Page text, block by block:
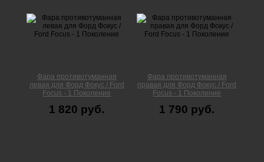
Фара противотуманная
левая для Форд Фокус / Ford
Focus - 1 Поколение
1 820 руб.
Фара противотуманная
правая для Форд Фокус / Ford
Focus - 1 Поколение
1 790 руб.